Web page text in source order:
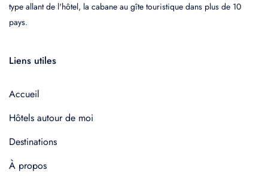
type allant de l'hôtel, la cabane au gîte touristique dans plus de 10
pays.
Liens utiles
Accueil
Hôtels autour de moi
Destinations
À propos